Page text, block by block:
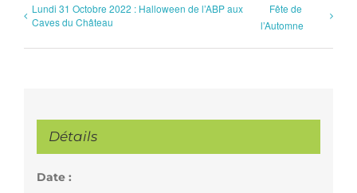
Lundi 31 Octobre 2022 : Halloween de l’ABP aux
Caves du Château
Fête de
l’Automne
Détails
Date :